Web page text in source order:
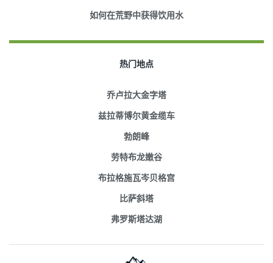
如何在荒野中获得饮用水
热门地点
乔卢拉大金字塔
兹拉蒂博尔黄金缆车
勃朗峰
劳特布龙嫩谷
布拉格施瓦岑贝格宫
比萨斜塔
弗罗斯塔达湖